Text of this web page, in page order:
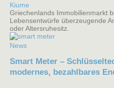
Kiume
Griechenlands Immobilienmarkt
Lebensentwürfe überzeugende
oder Altersruhesitz.
News
Smart Meter –
modernes, bezahlbares